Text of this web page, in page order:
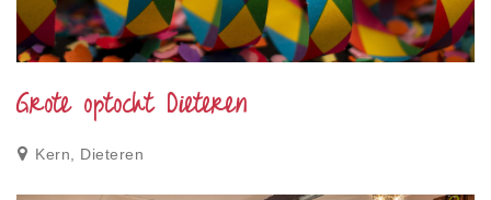
Grote optocht Dieteren
Kern, Dieteren